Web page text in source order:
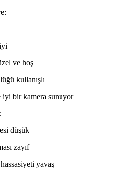
ve hoş
kullanışlı
iyi bir kamera sunuyor
düşük
zayıf
yavaş